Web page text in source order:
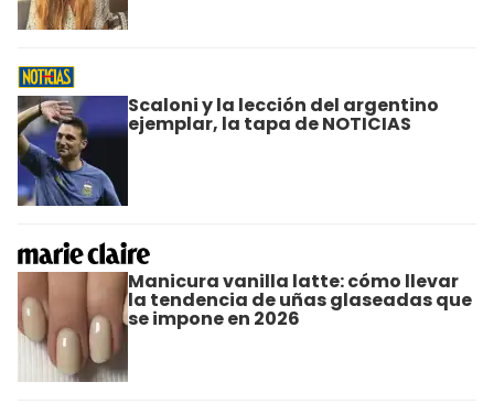
Scaloni y la lección del argentino
ejemplar, la tapa de NOTICIAS
Manicura vanilla latte: cómo llevar
la tendencia de uñas glaseadas que
se impone en 2026